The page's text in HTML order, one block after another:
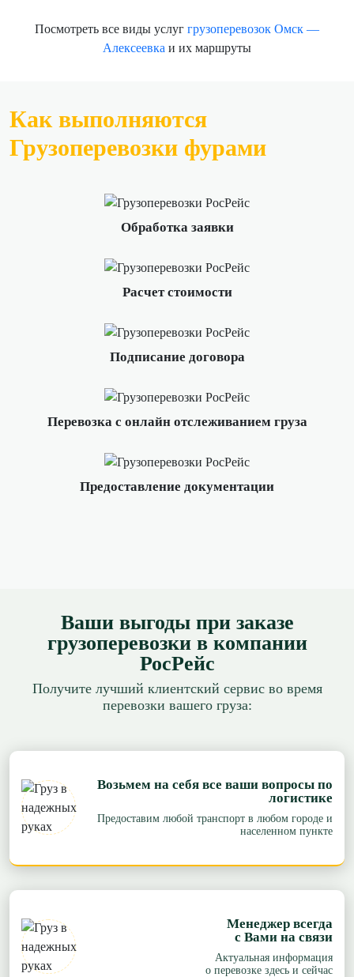
Посмотреть все виды услуг грузоперевозок Омск —
Алексеевка и их маршруты
Как выполняются
Грузоперевозки фурами
Обработка заявки
Расчет стоимости
Подписание договора
Перевозка с онлайн отслеживанием груза
Предоставление документации
Ваши выгоды при заказе
грузоперевозки в компании
РосРейс
Получите лучший клиентский сервис во время
перевозки вашего груза:
Возьмем на себя все ваши вопросы по
логистике
Предоставим любой транспорт в любом городе и
населенном пункте
Менеджер всегда
с Вами на связи
Актуальная информация
о перевозке здесь и сейчас